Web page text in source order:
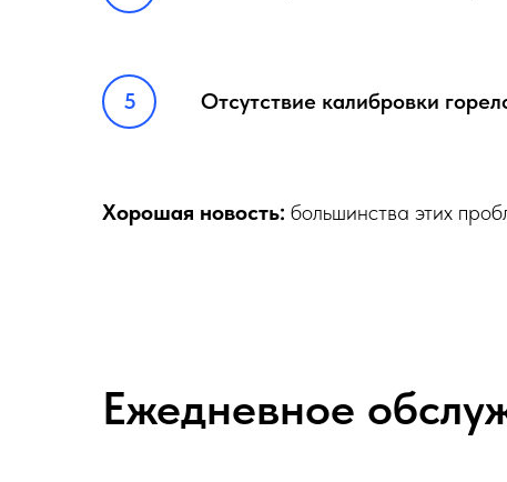
Отсутствие калибровки
Хорошая новость: большинства этих
Ежедневное